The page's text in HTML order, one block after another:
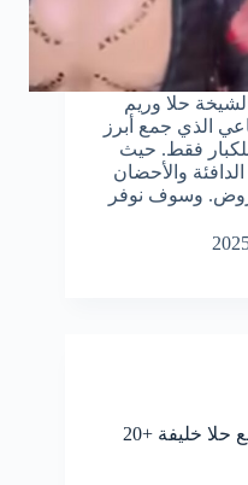
حلا وريم
الذي جمع أبرز
فقط. حيث
والأحضان
وسوف نوفر
“ساخن” مقطع انطونيو سليمان مع حلا خليفة +20